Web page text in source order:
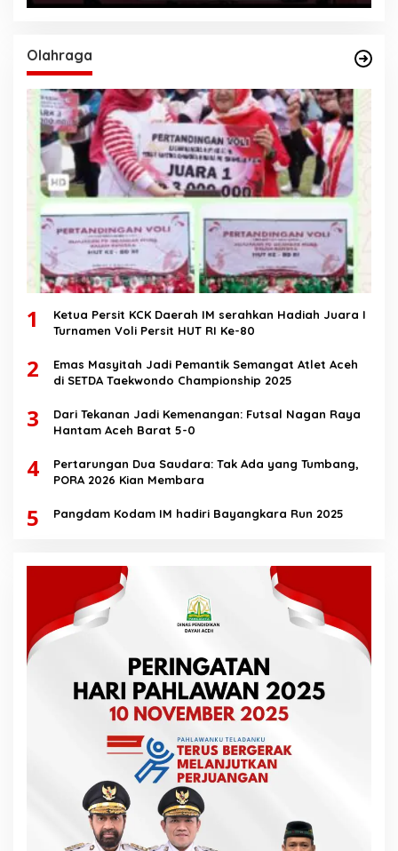
Olahraga
1
Ketua Persit KCK Daerah IM serahkan Hadiah Juara I
Turnamen Voli Persit HUT RI Ke-80
2
Emas Masyitah Jadi Pemantik Semangat Atlet Aceh
di SETDA Taekwondo Championship 2025
3
Dari Tekanan Jadi Kemenangan: Futsal Nagan Raya
Hantam Aceh Barat 5-0
4
Pertarungan Dua Saudara: Tak Ada yang Tumbang,
PORA 2026 Kian Membara
5 Pangdam Kodam IM hadiri Bayangkara Run 2025